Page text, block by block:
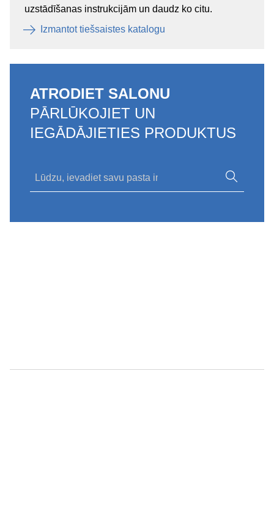
uzstādīšanas instrukcijām un daudz ko citu.
Izmantot tiešsaistes katalogu
ATRODIET SALONU
PĀRLŪKOJIET UN
IEGĀDĀJIETIES PRODUKTUS